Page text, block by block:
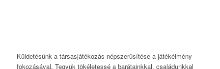
Küldetésünk a társasjátékozás népszerűsítése a játékélmény
fokozásával. Tegyük tökéletessé a barátainkkal, családunkkal